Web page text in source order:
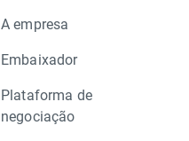
A empresa
Embaixador
Plataforma de
negociação